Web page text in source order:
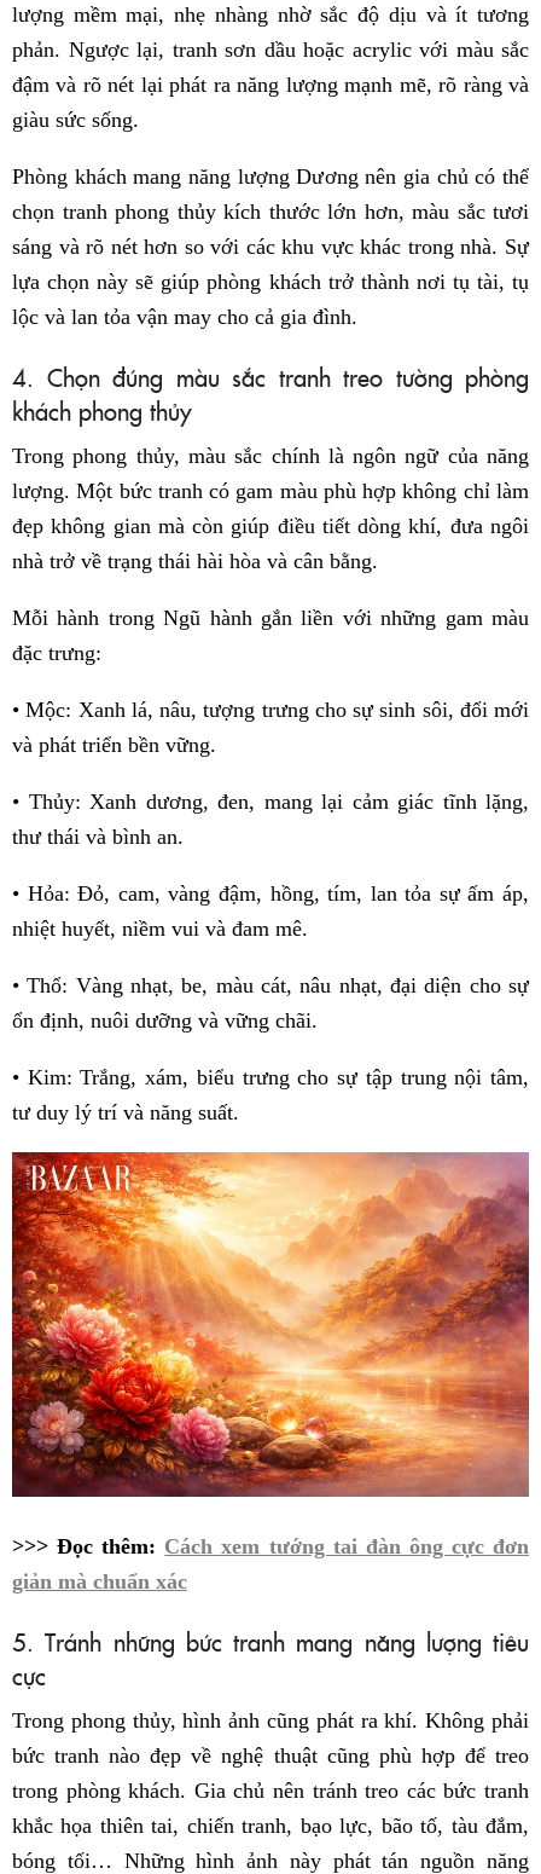
lượng mềm mại, nhẹ nhàng nhờ sắc độ dịu và ít tương
phản. Ngược lại, tranh sơn dầu hoặc acrylic với màu sắc
đậm và rõ nét lại phát ra năng lượng mạnh mẽ, rõ ràng và
giàu sức sống.
Phòng khách mang năng lượng Dương nên gia chủ có thể
chọn tranh phong thủy kích thước lớn hơn, màu sắc tươi
sáng và rõ nét hơn so với các khu vực khác trong nhà. Sự
lựa chọn này sẽ giúp phòng khách trở thành nơi tụ tài, tụ
lộc và lan tỏa vận may cho cả gia đình.
4. Chọn đúng màu sắc tranh treo tường phòng
khách phong thủy
Trong phong thủy, màu sắc chính là ngôn ngữ của năng
lượng. Một bức tranh có gam màu phù hợp không chỉ làm
đẹp không gian mà còn giúp điều tiết dòng khí, đưa ngôi
nhà trở về trạng thái hài hòa và cân bằng.
Mỗi hành trong Ngũ hành gắn liền với những gam màu
đặc trưng:
• Mộc: Xanh lá, nâu, tượng trưng cho sự sinh sôi, đổi mới
và phát triển bền vững.
• Thủy: Xanh dương, đen, mang lại cảm giác tĩnh lặng,
thư thái và bình an.
• Hỏa: Đỏ, cam, vàng đậm, hồng, tím, lan tỏa sự ấm áp,
nhiệt huyết, niềm vui và đam mê.
• Thổ: Vàng nhạt, be, màu cát, nâu nhạt, đại diện cho sự
ổn định, nuôi dưỡng và vững chãi.
• Kim: Trắng, xám, biểu trưng cho sự tập trung nội tâm,
tư duy lý trí và năng suất.
>>> Đọc thêm: Cách xem tướng tai đàn ông cực đơn
giản mà chuẩn xác
5. Tránh những bức tranh mang năng lượng tiêu
cực
Trong phong thủy, hình ảnh cũng phát ra khí. Không phải
bức tranh nào đẹp về nghệ thuật cũng phù hợp để treo
trong phòng khách. Gia chủ nên tránh treo các bức tranh
khắc họa thiên tai, chiến tranh, bạo lực, bão tố, tàu đắm,
bóng tối… Những hình ảnh này phát tán nguồn năng